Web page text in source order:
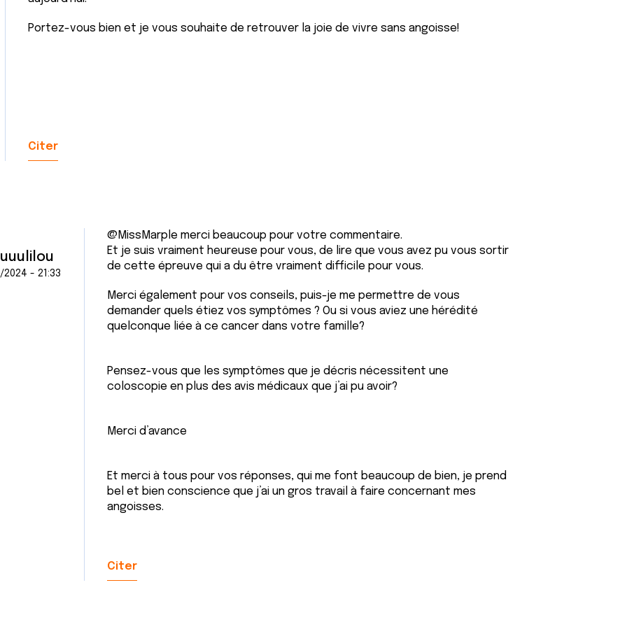
Portez-vous bien et je vous souhaite de retrouver la joie de vivre sans angoisse!
Citer
2024 - 21:33
@MissMarple merci beaucoup pour votre commentaire.
Et je suis vraiment heureuse pour vous, de lire que vous avez pu vous sortir
de cette épreuve qui a du être vraiment difficile pour vous.
Merci également pour vos conseils, puis-je me permettre de vous
demander quels étiez vos symptômes ? Ou si vous aviez une hérédité
quelconque liée à ce cancer dans votre famille?
Pensez-vous que les symptômes que je décris nécessitent une
coloscopie en plus des avis médicaux que j’ai pu avoir?
Merci d’avance
Et merci à tous pour vos réponses, qui me font beaucoup de bien, je prend
bel et bien conscience que j’ai un gros travail à faire concernant mes
angoisses.
Citer